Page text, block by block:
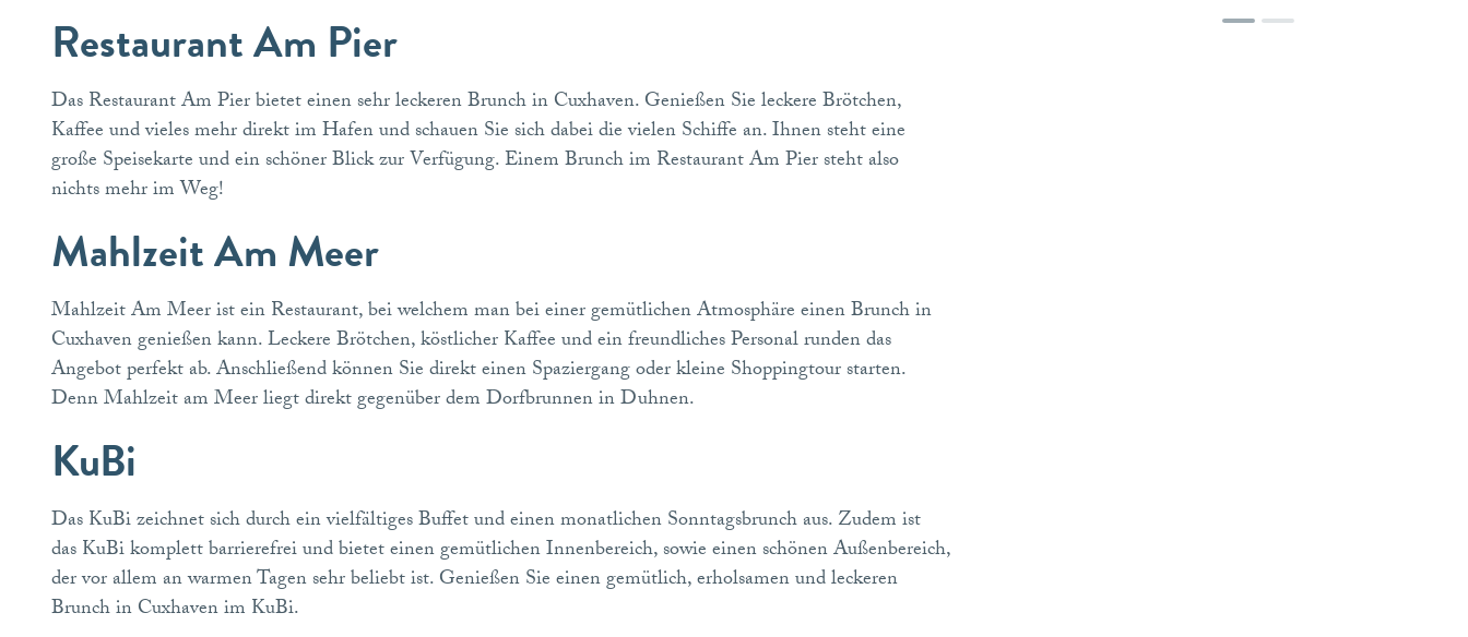
Restaurant Am Pier
Das Restaurant Am Pier bietet einen sehr leckeren Brunch in Cuxhaven. Genießen Sie leckere Brötchen,
Kaffee und vieles mehr direkt im Hafen und schauen Sie sich dabei die vielen Schiffe an. Ihnen steht eine
große Speisekarte und ein schöner Blick zur Verfügung. Einem Brunch im Restaurant Am Pier steht also
nichts mehr im Weg!
Mahlzeit Am Meer
Mahlzeit Am Meer ist ein Restaurant, bei welchem man bei einer gemütlichen Atmosphäre einen Brunch in
Cuxhaven genießen kann. Leckere Brötchen, köstlicher Kaffee und ein freundliches Personal runden das
Angebot perfekt ab. Anschließend können Sie direkt einen Spaziergang oder kleine Shoppingtour starten.
Denn Mahlzeit am Meer liegt direkt gegenüber dem Dorfbrunnen in Duhnen.
KuBi
Das KuBi zeichnet sich durch ein vielfältiges Buffet und einen monatlichen Sonntagsbrunch aus. Zudem ist
das KuBi komplett barrierefrei und bietet einen gemütlichen Innenbereich, sowie einen schönen Außenbereich,
der vor allem an warmen Tagen sehr beliebt ist. Genießen Sie einen gemütlich, erholsamen und leckeren
Brunch in Cuxhaven im KuBi.